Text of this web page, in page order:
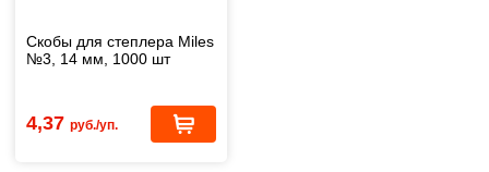
Скобы для степлера Miles
№3, 14 мм, 1000 шт
4,37 руб./уп.